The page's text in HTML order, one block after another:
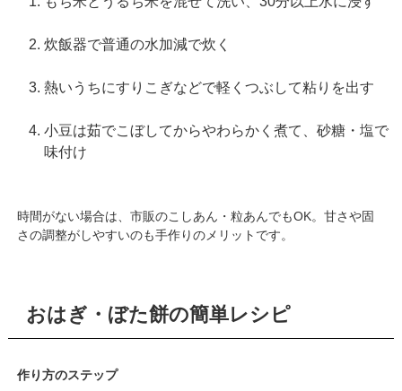
炊飯器で普通の水加減で炊く
熱いうちにすりこぎなどで軽くつぶして粘りを出す
小豆は茹でこぼしてからやわらかく煮て、砂糖・塩で
味付け
時間がない場合は、市販のこしあん・粒あんでもOK。甘さや固
さの調整がしやすいのも手作りのメリットです。
おはぎ・ぼた餅の簡単レシピ
作り方のステップ